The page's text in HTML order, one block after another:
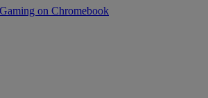
on Chromebook